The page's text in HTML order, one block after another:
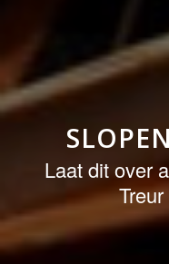
Laat dit over